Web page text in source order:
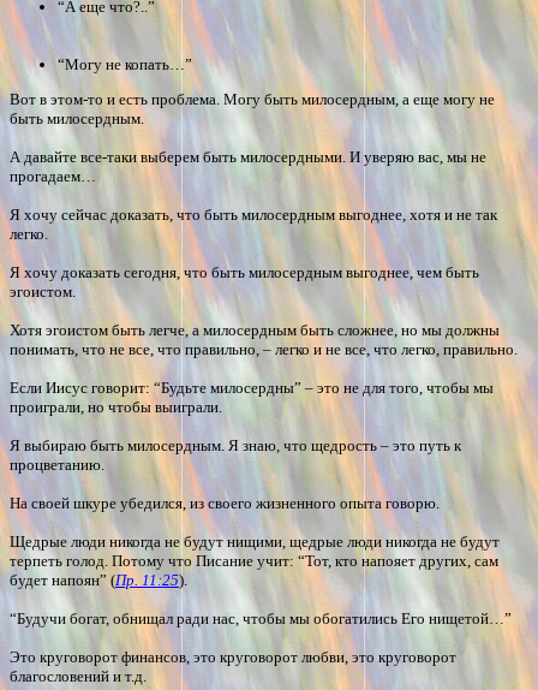
“А еще что?..”
“Могу не копать…”
Вот в этом-то и есть проблема. Могу быть милосердным, а еще могу не
быть милосердным.
А давайте все-таки выберем быть милосердными. И уверяю вас, мы не
прогадаем…
Я хочу сейчас доказать, что быть милосердным выгоднее, хотя и не так
легко.
Я хочу доказать сегодня, что быть милосердным выгоднее, чем быть
эгоистом.
Хотя эгоистом быть легче, а милосердным быть сложнее, но мы должны
понимать, что не все, что правильно, – легко и не все, что легко, правильно.
Если Иисус говорит: “Будьте милосердны” – это не для того, чтобы мы
проиграли, но чтобы выиграли.
Я выбираю быть милосердным. Я знаю, что щедрость – это путь к
процветанию.
На своей шкуре убедился, из своего жизненного опыта говорю.
Щедрые люди никогда не будут нищими, щедрые люди никогда не будут
терпеть голод. Потому что Писание учит: “Тот, кто напояет других, сам
будет напоян” (Пр. 11:25).
“Будучи богат, обнищал ради нас, чтобы мы обогатились Его нищетой…”
Это круговорот финансов, это круговорот любви, это круговорот
благословений и т.д.